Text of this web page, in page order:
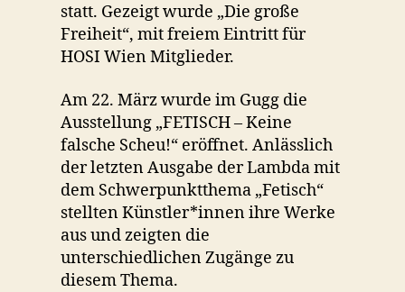
statt. Gezeigt wurde „Die große
Freiheit“, mit freiem Eintritt für
HOSI Wien Mitglieder.
Am 22. März wurde im Gugg die
Ausstellung „FETISCH – Keine
falsche Scheu!“ eröffnet. Anlässlich
der letzten Ausgabe der Lambda mit
dem Schwerpunktthema „Fetisch“
stellten Künstler*innen ihre Werke
aus und zeigten die
unterschiedlichen Zugänge zu
diesem Thema.